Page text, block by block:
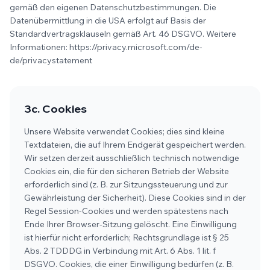
gemäß den eigenen Datenschutzbestimmungen. Die
Datenübermittlung in die USA erfolgt auf Basis der
Standardvertragsklauseln gemäß Art. 46 DSGVO. Weitere
Informationen: https://privacy.microsoft.com/de-
de/privacystatement
3c. Cookies
Unsere Website verwendet Cookies; dies sind kleine
Textdateien, die auf Ihrem Endgerät gespeichert werden.
Wir setzen derzeit ausschließlich technisch notwendige
Cookies ein, die für den sicheren Betrieb der Website
erforderlich sind (z. B. zur Sitzungssteuerung und zur
Gewährleistung der Sicherheit). Diese Cookies sind in der
Regel Session-Cookies und werden spätestens nach
Ende Ihrer Browser-Sitzung gelöscht. Eine Einwilligung
ist hierfür nicht erforderlich; Rechtsgrundlage ist § 25
Abs. 2 TDDDG in Verbindung mit Art. 6 Abs. 1 lit. f
DSGVO. Cookies, die einer Einwilligung bedürfen (z. B.